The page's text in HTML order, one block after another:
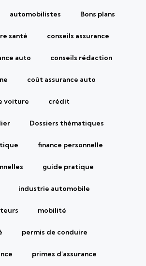
automobilistes Bons plans
santé conseils assurance
auto conseils rédaction
coût assurance auto
voiture crédit
Dossiers thématiques
finance personnelle
guide pratique
industrie automobile
mobilité
permis de conduire
primes d'assurance